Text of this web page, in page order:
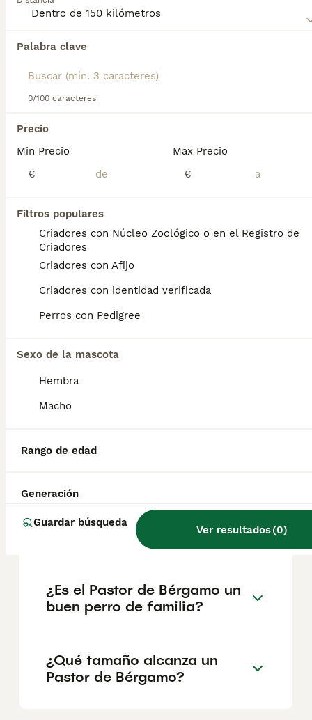
Palabra clave
0/100 caracteres
Precio
Min Precio
€
Max Precio
€
Filtros populares
Criadores con Núcleo Zoológico o en el Registro de
Criadores
Criadores con Afijo
Criadores con identidad verificada
Perros con Pedigree
Sexo de la mascota
Hembra
Macho
Rango de edad
Generación
Guardar búsqueda
Ver resultados(0)
perro.
Encontramos 0 Pastor de Bérgamo Perros
Si deseas exactamente esta búsqueda guarda tu
búsqueda y espera el resultado perfecto:
Preguntas frecuentes
¿Cuánto cuesta un perro
pastor de Bergamasco?
El coste de adquisición de esta raza puede
variar según factores como el pedigrí, la
reputación del criador y la ubicación
geográfica. Es fundamental acudir a
Informarse bien y comparar opciones antes
decisión.
características de un
¿Cuál es el mejor pastor
alemán de España?
¿Es el Pastor de Bérgamo un
buen perro de familia?
¿Qué tamaño alcanza un
Pastor de Bérgamo?